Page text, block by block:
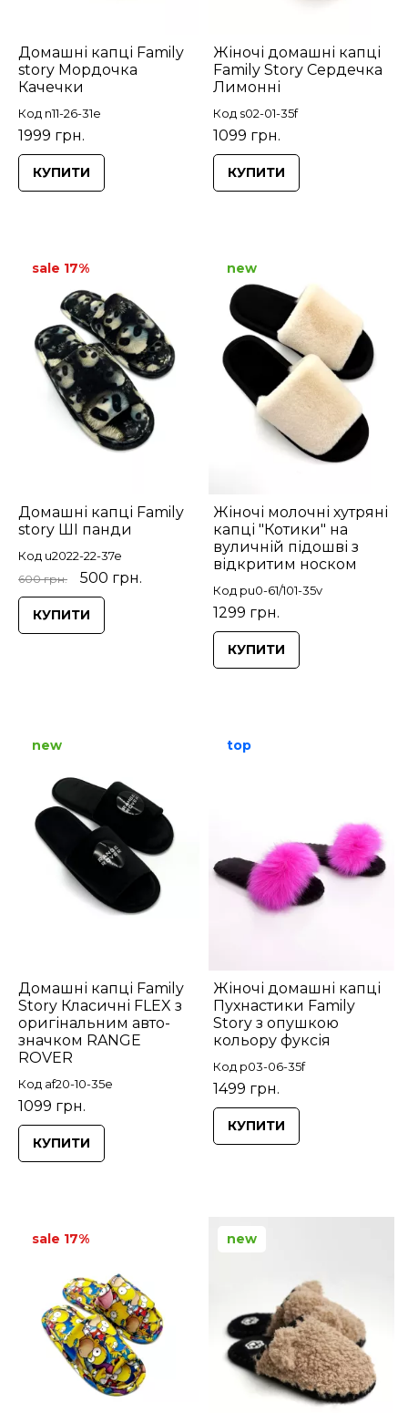
Домашні капці Family
story Мордочка
Качечки
Код n11-26-31e
1999 грн.
КУПИТИ
Жіночі домашні капці
Family Story Сердечка
Лимонні
Код s02-01-35f
1099 грн.
КУПИТИ
Домашні капці Family
story ШІ панди
Код u2022-22-37e
600 грн. 500 грн.
sale 17%
КУПИТИ
Жіночі молочні хутряні
капці "Котики" на
вуличній підошві з
відкритим носком
Код pu0-61/101-35v
1299 грн.
new
КУПИТИ
Домашні капці Family
Story Класичні FLEX з
оригінальним авто-
значком RANGE
ROVER
Код af20-10-35e
1099 грн.
new
КУПИТИ
Жіночі домашні капці
Пухнастики Family
Story з опушкою
кольору фуксія
Код p03-06-35f
1499 грн.
top
КУПИТИ
sale 17% new